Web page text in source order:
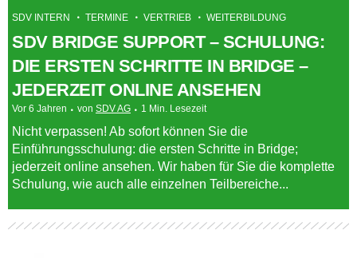
SDV INTERN TERMINE VERTRIEB WEITERBILDUNG
SDV BRIDGE SUPPORT – SCHULUNG:
DIE ERSTEN SCHRITTE IN BRIDGE –
JEDERZEIT ONLINE ANSEHEN
Vor 6 Jahren von SDV AG 1 Min. Lesezeit
Nicht verpassen! Ab sofort können Sie die
Einführungsschulung: die ersten Schritte in Bridge;
jederzeit online ansehen. Wir haben für Sie die komplette
Schulung, wie auch alle einzelnen Teilbereiche...